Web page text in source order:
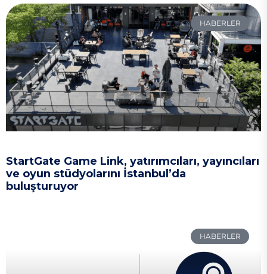
HABERLER
StartGate Game Link, yatırımcıları, yayıncıları
ve oyun stüdyolarını İstanbul’da
buluşturuyor
HABERLER